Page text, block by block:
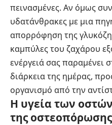
πεινασμένες. Αν όμως
υδατάνθρακες με μια
απορρόφηση της
καμπύλες του ζαχάρου
ενέργειά σας παραμένει
διάρκεια της ημέρας,
οργανισμό από την
Η υγεία των
της οστεοπόρωσης